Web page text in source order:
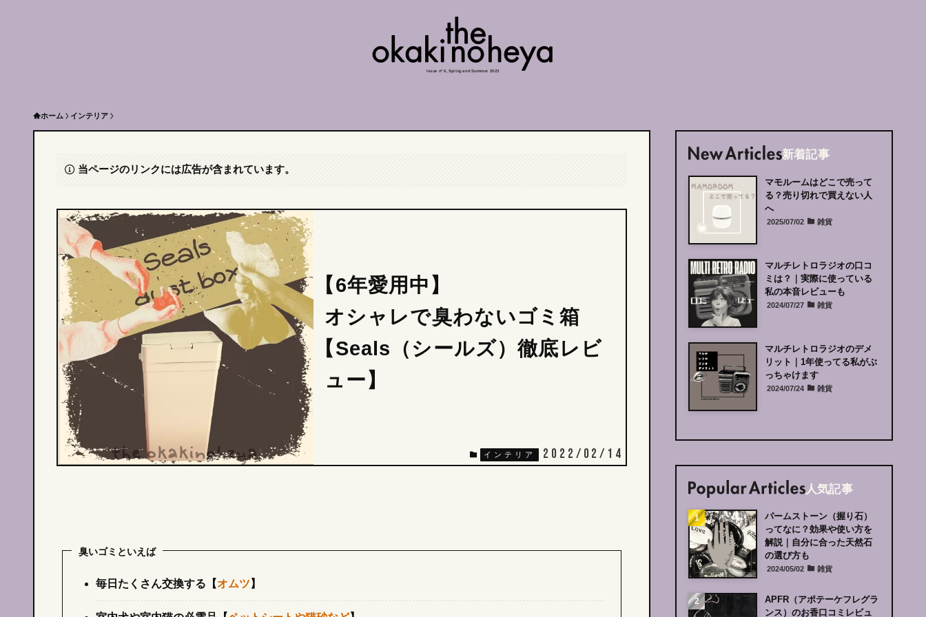
Issue nº 6, Spring and Summer 2023
ホーム インテリア
当ページのリンクには広告が含まれています。
【6年愛用中】
オシャレで臭わないゴミ箱
【Seals（シールズ）徹底レビ
ュー】
インテリア 2022/02/14
臭いゴミといえば
毎日たくさん交換する【オムツ 】
新着記事
マモルームはどこで売って
る？売り切れで買えない人
へ
2025/07/02 雑貨
マルチレトロラジオの口コ
ミは？｜実際に使っている
私の本音レビューも
2024/07/27 雑貨
マルチレトロラジオのデメ
リット｜ 1年使ってる私がぶ
っちゃけます
2024/07/24 雑貨
人気記事
パームストーン（握り石）
ってなに？効果や使い方を
解説｜ 自分に合った天然石
の選び方も
2024/05/02 雑貨
APFR（アポテーケフレグラ
ンス）のお香口コミレビュ